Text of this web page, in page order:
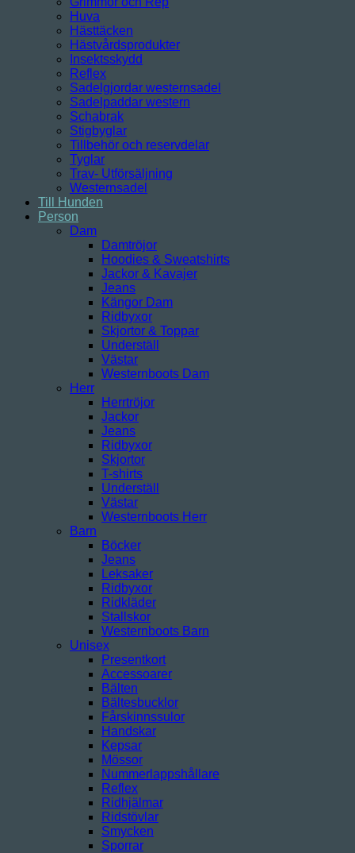
Huva
Hästtäcken
Hästvårdsprodukter
Insektsskydd
Reflex
Sadelgjordar westernsadel
Sadelpaddar western
Schabrak
Stigbyglar
Tillbehör och reservdelar
Tyglar
Trav- Utförsäljning
Westernsadel
Till Hunden
Person
Dam
Damtröjor
Hoodies & Sweatshirts
Jackor & Kavajer
Jeans
Kängor Dam
Ridbyxor
Skjortor & Toppar
Underställ
Västar
Westernboots Dam
Herr
Herrtröjor
Jackor
Jeans
Ridbyxor
Skjortor
T-shirts
Underställ
Västar
Westernboots Herr
Barn
Böcker
Jeans
Leksaker
Ridbyxor
Ridkläder
Stallskor
Westernboots Barn
Unisex
Presentkort
Accessoarer
Bälten
Bältesbucklor
Fårskinnssulor
Handskar
Kepsar
Mössor
Nummerlappshållare
Reflex
Ridhjälmar
Ridstövlar
Smycken
Sporrar